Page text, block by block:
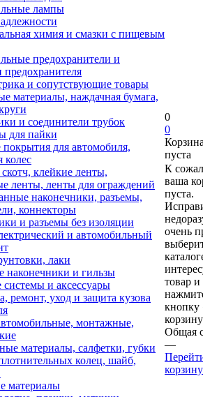
лампы
химия и смазки с пищевым
предохранители и
предохранителя
и сопутствующие товары
материалы, наждачная бумага,
и соединители трубок
для пайки
для автомобиля,
колес
клейкие ленты,
ленты, ленты для ограждений
наконечники, разъемы,
коннекторы
и разъемы без изоляции
и автомобильный
лаки
наконечники и гильзы
и аксессуары
ремонт, уход и защита кузова
монтажные,
материалы, салфетки, губки
колец, шайб,
материалы
0
0
пуста
К
ваша
пуста.
очень
товар и
кнопку
Общая
—
корзину